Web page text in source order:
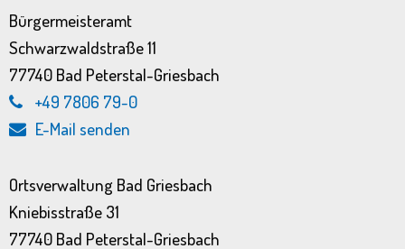
Bürgermeisteramt
Schwarzwaldstraße 11
77740 Bad Peterstal-Griesbach
+49 7806 79-0
E-Mail senden
Ortsverwaltung Bad Griesbach
Kniebisstraße 31
77740 Bad Peterstal-Griesbach